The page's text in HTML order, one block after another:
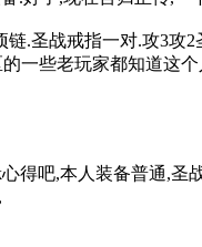
战戒指一对.攻3攻2
一些老玩家都知道
,本人装备普通,圣